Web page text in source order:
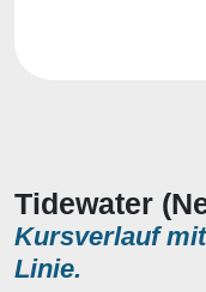
Tidewater
Kursverlauf
Linie.